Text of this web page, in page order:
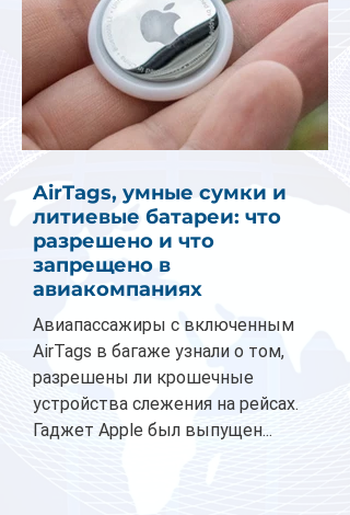
AirTags, умные сумки и
литиевые батареи: что
разрешено и что
запрещено в
авиакомпаниях
Авиапассажиры с включенным
AirTags в багаже узнали о том,
разрешены ли крошечные
устройства слежения на рейсах.
Гаджет Apple был выпущен...